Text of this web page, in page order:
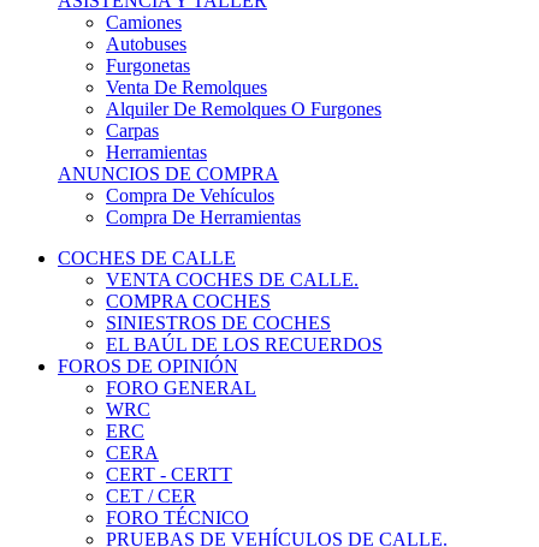
Camiones
Autobuses
Furgonetas
Venta De Remolques
Alquiler De Remolques O Furgones
Carpas
Herramientas
ANUNCIOS DE COMPRA
Compra De Vehículos
Compra De Herramientas
COCHES DE CALLE
VENTA COCHES DE CALLE.
COMPRA COCHES
SINIESTROS DE COCHES
EL BAÚL DE LOS RECUERDOS
FOROS DE OPINIÓN
FORO GENERAL
WRC
ERC
CERA
CERT - CERTT
CET / CER
FORO TÉCNICO
PRUEBAS DE VEHÍCULOS DE CALLE.